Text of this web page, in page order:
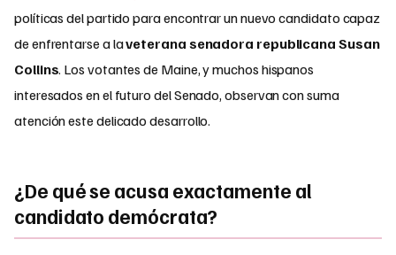
políticas del partido para encontrar un nuevo candidato capaz
de enfrentarse a laveterana senadora republicana Susan
Collins. Los votantes de Maine, y muchos hispanos
interesados en el futuro del Senado, observan con suma
atención este delicado desarrollo.
¿De qué se acusa exactamente al
candidato demócrata?